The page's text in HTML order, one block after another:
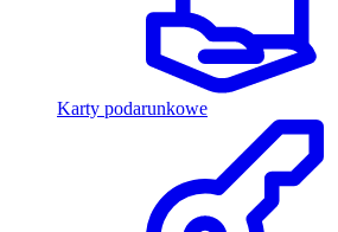
Karty podarunkowe